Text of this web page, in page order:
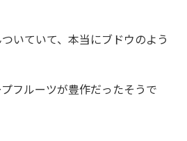
いていて、本当にブドウのよう
フルーツが豊作だったそうで